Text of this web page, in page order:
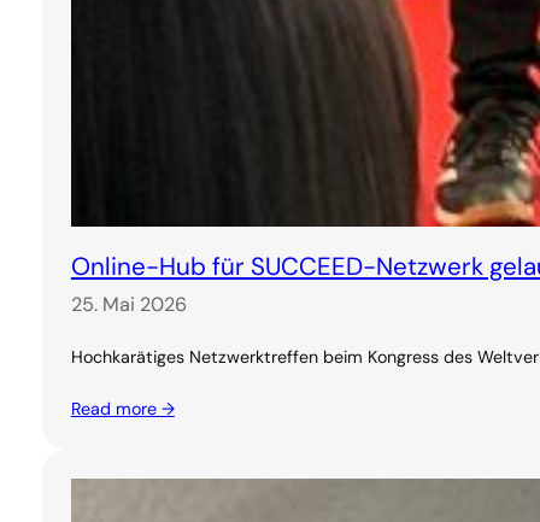
Online-Hub für SUCCEED-Netzwerk
25. Mai 2026
Hochkarätiges Netzwerktreffen beim Kongress des
Read more →